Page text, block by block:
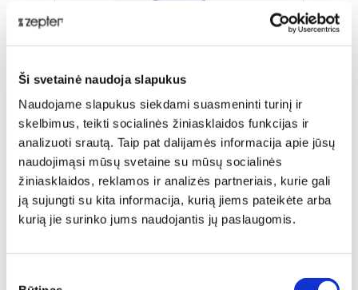
Ši svetainė naudoja slapukus
Naudojame slapukus siekdami suasmeninti turinį ir
skelbimus, teikti socialinės žiniasklaidos funkcijas ir
analizuoti srautą. Taip pat dalijamės informacija apie jūsų
naudojimąsi mūsų svetaine su mūsų socialinės
žiniasklaidos, reklamos ir analizės partneriais, kurie gali
ją sujungti su kita informacija, kurią jiems pateikėte arba
kurią jie surinko jums naudojantis jų paslaugomis.
Įprasta kaina € 50,00
ZepterClub kaina
Prisijunkite ir pirkite
nuo -5% iki -40%